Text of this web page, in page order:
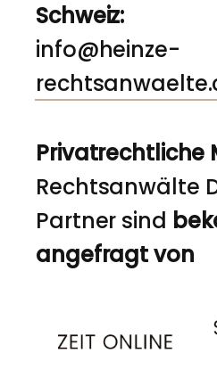
Schweiz:
info@heinze-
Privatrechtliche
Rechtsanwälte
Partner sind
angefragt von